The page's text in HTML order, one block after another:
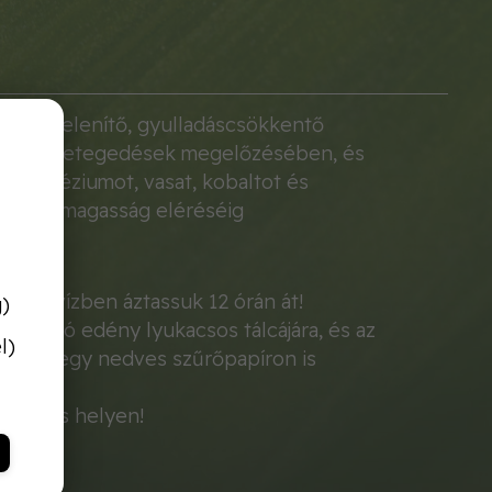
gyulladáscsökkentő
megbetegedések megelőzésében, és
vasat, kobaltot és
es magasság eléréséig
vízben áztassuk 12 órán át!
edény lyukacsos tálcájára, és az
egy nedves szűrőpapíron is
helyen!